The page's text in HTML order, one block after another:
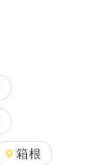
箱根